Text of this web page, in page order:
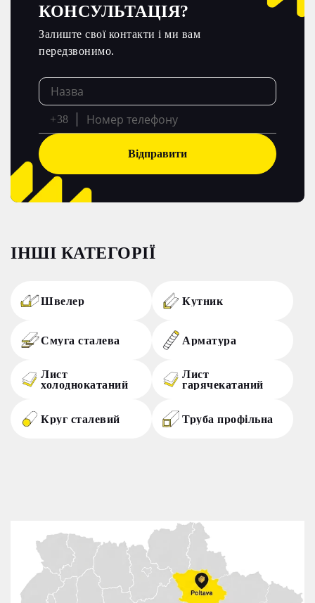
КОНСУЛЬТАЦІЯ?
Залиште свої контакти і ми вам
передзвонимо.
+38
Відправити
ІНШІ КАТЕГОРІЇ
Швелер Кутник
Смуга сталева Арматура
Лист
холоднокатаний
Лист
гарячекатаний
Круг сталевий Труба профільна